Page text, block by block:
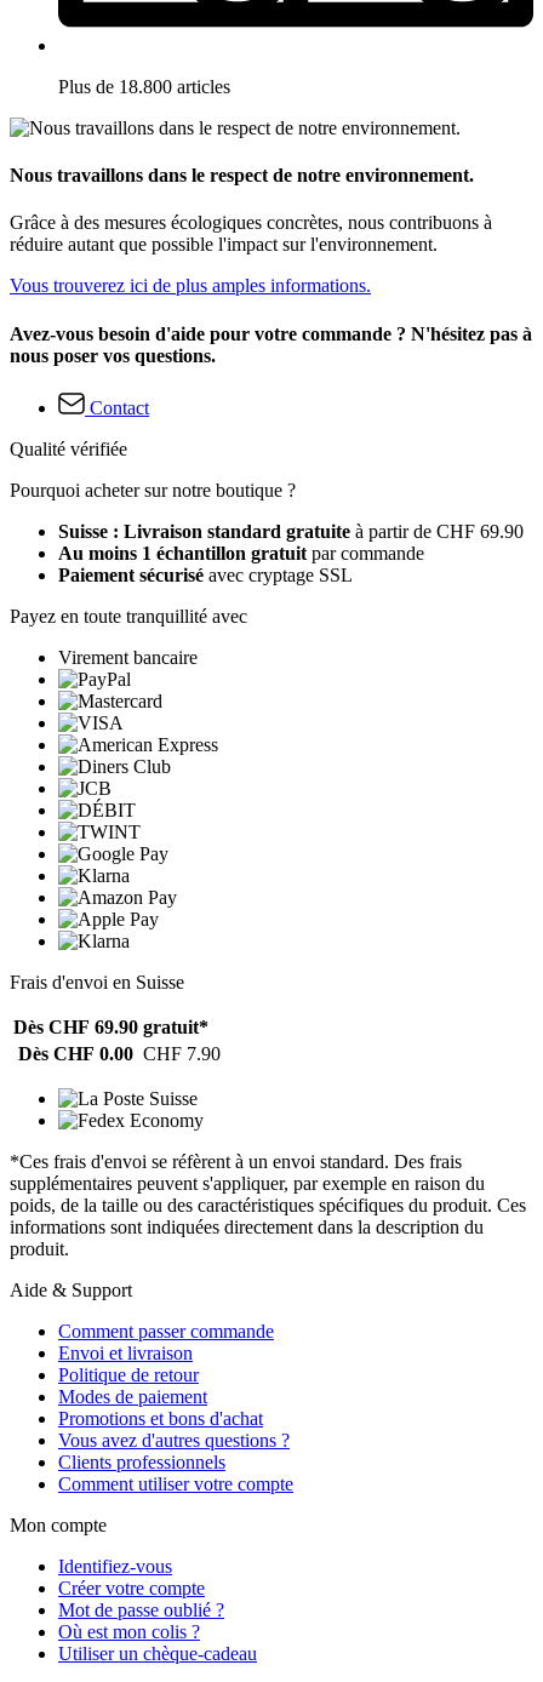
Plus de 18.800 articles
Nous travaillons dans le respect de notre environnement.
Grâce à des mesures écologiques concrètes, nous contribuons à
réduire autant que possible l'impact sur l'environnement.
Vous trouverez ici de plus amples informations.
Avez-vous besoin d'aide pour votre commande ? N'hésitez pas à
nous poser vos questions.
Contact
Qualité vérifiée
Pourquoi acheter sur notre boutique ?
Suisse : Livraison standard gratuite à partir de CHF 69.90
Au moins 1 échantillon gratuit par commande
Paiement sécurisé avec cryptage SSL
Payez en toute tranquillité avec
Virement bancaire
Frais d'envoi en Suisse
Dès CHF 69.90 gratuit*
Dès CHF 0.00 CHF 7.90
*Ces frais d'envoi se réfèrent à un envoi standard. Des frais
supplémentaires peuvent s'appliquer, par exemple en raison du
poids, de la taille ou des caractéristiques spécifiques du produit. Ces
informations sont indiquées directement dans la description du
produit.
Aide & Support
Comment passer commande
Envoi et livraison
Politique de retour
Modes de paiement
Promotions et bons d'achat
Vous avez d'autres questions ?
Clients professionnels
Comment utiliser votre compte
Mon compte
Identifiez-vous
Créer votre compte
Mot de passe oublié ?
Où est mon colis ?
Utiliser un chèque-cadeau